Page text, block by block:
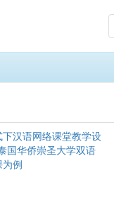
汉语网络课堂教学设
国华侨崇圣大学双语
例